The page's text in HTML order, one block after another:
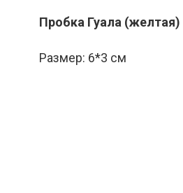
Пробка Гуала (желтая)
Размер: 6*3 см